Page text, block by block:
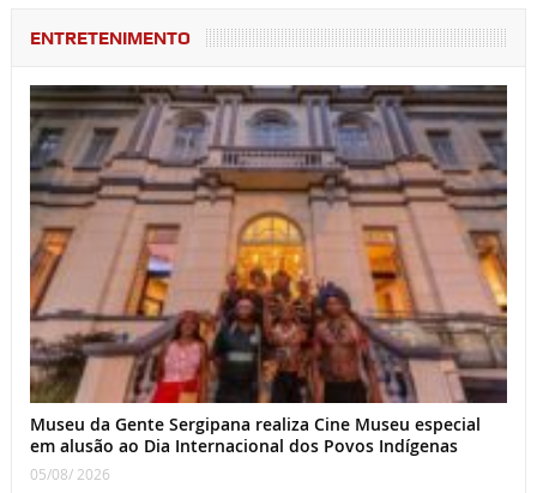
ENTRETENIMENTO
Museu da Gente Sergipana realiza Cine Museu especial
em alusão ao Dia Internacional dos Povos Indígenas
05/08/ 2026